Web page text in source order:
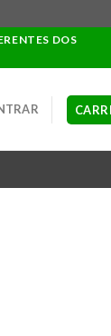
DOS